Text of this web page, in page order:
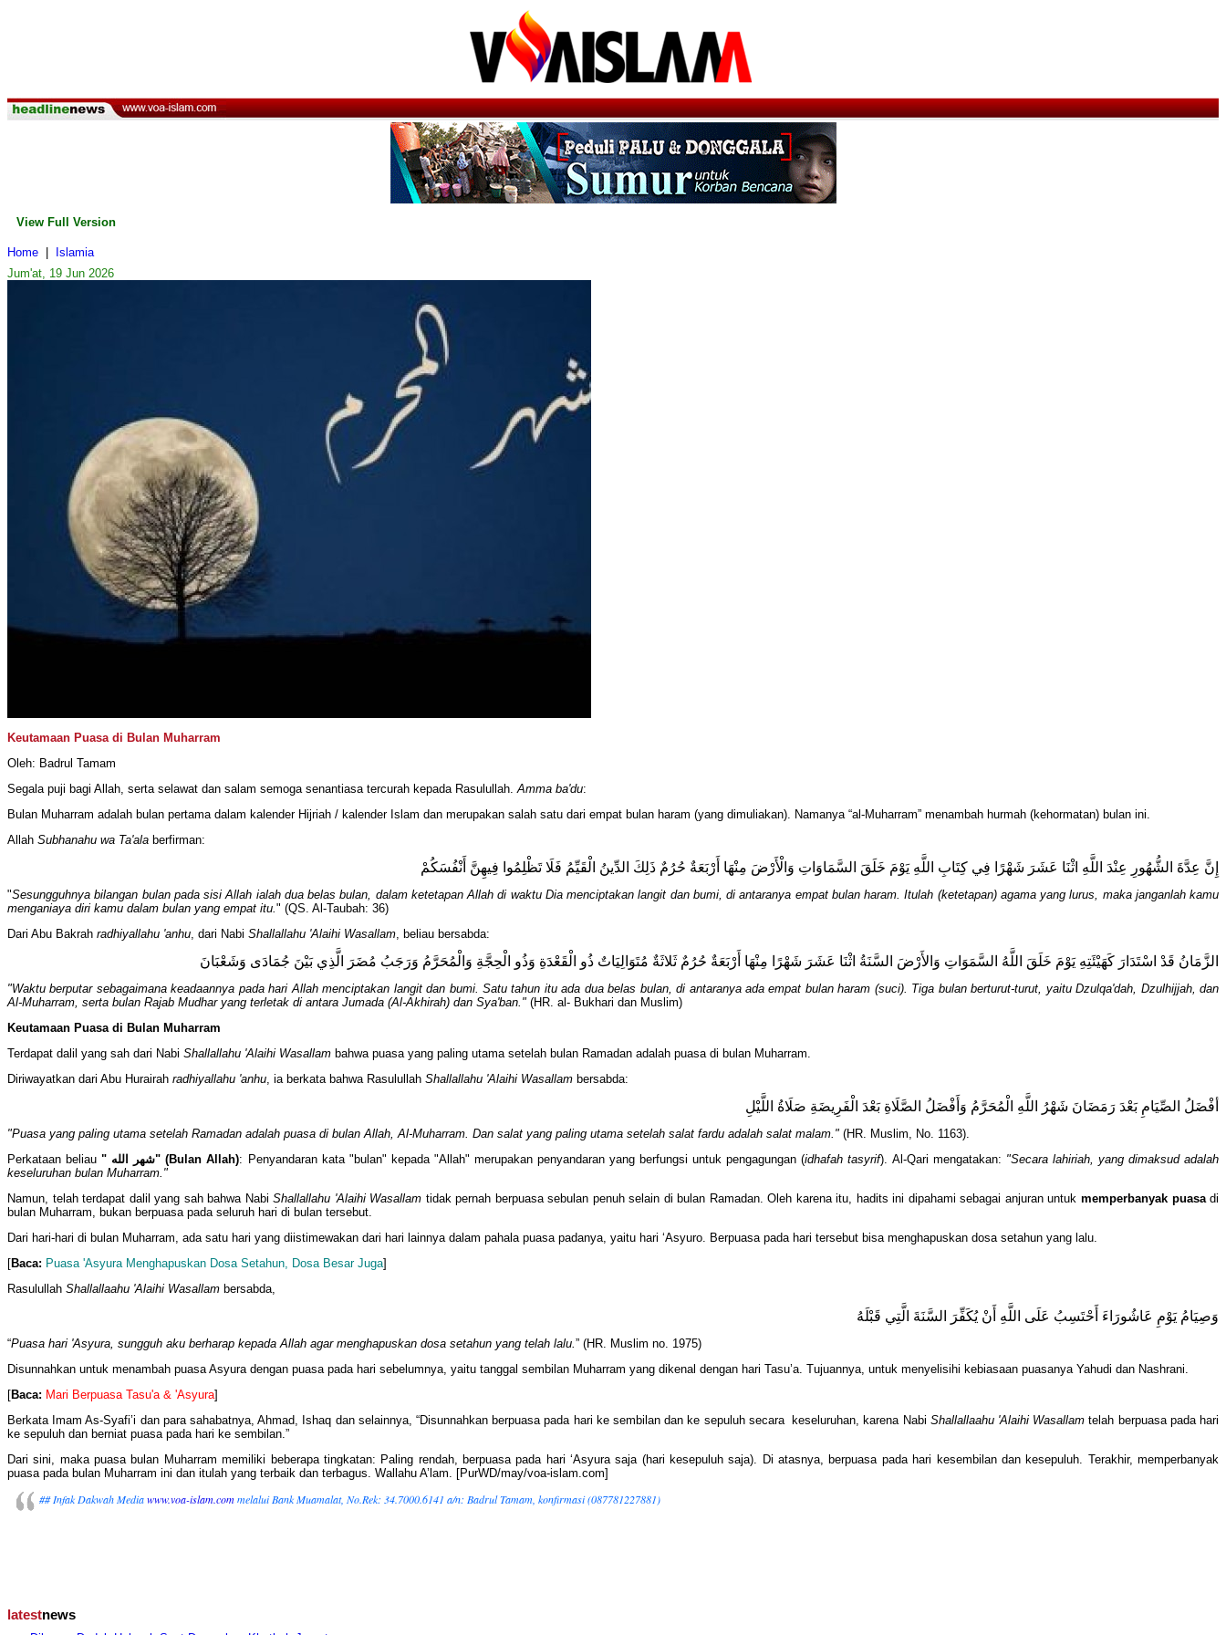
View Full Version
Home
Islamia
Jum'at, 19 Jun 2026
Keutamaan Puasa di Bulan Muharram
Oleh: Badrul Tamam
Segala puji bagi Allah, serta selawat dan salam semoga senantiasa tercurah kepada Rasulullah. Amma ba'du:
Bulan Muharram adalah bulan pertama dalam kalender Hijriah / kalender Islam dan merupakan salah satu dari empat bulan haram (yang dimuliakan). Namanya “al-Muharram” menambah hurmah (kehormatan) bulan ini.
Allah Subhanahu wa Ta'ala berfirman:
إِنَّ عِدَّةَ الشُّهُورِ عِنْدَ اللَّهِ اثْنَا عَشَرَ شَهْرًا فِي كِتَابِ اللَّهِ يَوْمَ خَلَقَ السَّمَاوَاتِ وَالْأَرْضَ مِنْهَا أَرْبَعَةٌ حُرُمٌ ذَلِكَ الدِّينُ الْقَيِّمُ فَلَا تَظْلِمُوا فِيهِنَّ أَنْفُسَكُمْ
"Sesungguhnya bilangan bulan pada sisi Allah ialah dua belas bulan, dalam ketetapan Allah di waktu Dia menciptakan langit dan bumi, di antaranya empat bulan haram. Itulah (ketetapan) agama yang lurus, maka janganlah kamu
menganiaya diri kamu dalam bulan yang empat itu. " (QS. Al-Taubah: 36)
Dari Abu Bakrah radhiyallahu 'anhu , dari Nabi Shallallahu 'Alaihi Wasallam , beliau bersabda:
الزَّمَانُ قَدْ اسْتَدَارَ كَهَيْئَتِهِ يَوْمَ خَلَقَ اللَّهُ السَّمَوَاتِ وَالأَرْضَ السَّنَةُ اثْنَا عَشَرَ شَهْرًا مِنْهَا أَرْبَعَةٌ حُرُمٌ ثَلاثَةٌ مُتَوَالِيَاتٌ ذُو الْقَعْدَةِ وَذُو الْحِجَّةِ وَالْمُحَرَّمُ وَرَجَبُ مُضَرَ الَّذِي بَيْنَ جُمَادَى وَشَعْبَانَ
"Waktu berputar sebagaimana keadaannya pada hari Allah menciptakan langit dan bumi. Satu tahun itu ada dua belas bulan, di antaranya ada empat bulan haram (suci). Tiga bulan berturut-turut, yaitu Dzulqa'dah, Dzulhijjah, dan
Al-Muharram, serta bulan Rajab Mudhar yang terletak di antara Jumada (Al-Akhirah) dan Sya'ban." (HR. al- Bukhari dan Muslim)
Keutamaan Puasa di Bulan Muharram
Terdapat dalil yang sah dari Nabi Shallallahu 'Alaihi Wasallam bahwa puasa yang paling utama setelah bulan Ramadan adalah puasa di bulan Muharram.
Diriwayatkan dari Abu Hurairah radhiyallahu 'anhu , ia berkata bahwa Rasulullah Shallallahu 'Alaihi Wasallam bersabda:
أفْضَلُ الصِّيَامِ بَعْدَ رَمَضَانَ شَهْرُ اللَّهِ الْمُحَرَّمُ وَأَفْضَلُ الصَّلَاةِ بَعْدَ الْفَرِيضَةِ صَلَاةُ اللَّيْلِ
"Puasa yang paling utama setelah Ramadan adalah puasa di bulan Allah, Al-Muharram. Dan salat yang paling utama setelah salat fardu adalah salat malam." (HR. Muslim, No. 1163).
Perkataan beliau" شهر الله" (Bulan Allah): Penyandaran kata "bulan" kepada "Allah" merupakan penyandaran yang berfungsi untuk pengagungan (idhafah tasyrif). Al-Qari mengatakan: "Secara lahiriah, yang dimaksud adalah
keseluruhan bulan Muharram."
Namun, telah terdapat dalil yang sah bahwa NabiShallallahu 'Alaihi Wasallam tidak pernah berpuasa sebulan penuh selain di bulan Ramadan. Oleh karena itu, hadits ini dipahami sebagai anjuran untuk memperbanyak puasadi
bulan Muharram, bukan berpuasa pada seluruh hari di bulan tersebut.
Dari hari-hari di bulan Muharram, ada satu hari yang diistimewakan dari hari lainnya dalam pahala puasa padanya, yaitu hari ‘Asyuro. Berpuasa pada hari tersebut bisa menghapuskan dosa setahun yang lalu.
[Baca: Puasa 'Asyura Menghapuskan Dosa Setahun, Dosa Besar Juga]
Rasulullah Shallallaahu 'Alaihi Wasallam bersabda,
وَصِيَامُ يَوْمِ عَاشُورَاءَ أَحْتَسِبُ عَلَى اللَّهِ أَنْ يُكَفِّرَ السَّنَةَ الَّتِي قَبْلَهُ
“Puasa hari 'Asyura, sungguh aku berharap kepada Allah agar menghapuskan dosa setahun yang telah lalu. ” (HR. Muslim no. 1975)
Disunnahkan untuk menambah puasa Asyura dengan puasa pada hari sebelumnya, yaitu tanggal sembilan Muharram yang dikenal dengan hari Tasu’a. Tujuannya, untuk menyelisihi kebiasaan puasanya Yahudi dan Nashrani.
[Baca: Mari Berpuasa Tasu'a & 'Asyura]
Berkata Imam As-Syafi’i dan para sahabatnya, Ahmad, Ishaq dan selainnya, “Disunnahkan berpuasa pada hari ke sembilan dan ke sepuluh secara keseluruhan, karena Nabi Shallallaahu 'Alaihi Wasallam telah berpuasa pada hari
ke sepuluh dan berniat puasa pada hari ke sembilan.”
Dari sini, maka puasa bulan Muharram memiliki beberapa tingkatan: Paling rendah, berpuasa pada hari ‘Asyura saja (hari kesepuluh saja). Di atasnya, berpuasa pada hari kesembilan dan kesepuluh. Terakhir, memperbanyak
puasa pada bulan Muharram ini dan itulah yang terbaik dan terbagus. Wallahu A’lam. [PurWD/may/voa-islam.com]
## Infak Dakwah Mediawww.voa-islam.commelalui Bank Muamalat, No.Rek: 34.7000.6141 a/n: Badrul Tamam, konfirmasi (087781227881)
latestnews